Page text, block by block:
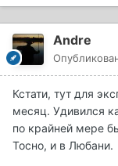
Andre
Кстати, тут для
месяц. Удивился
по крайней мере
Тосно, и в Любани.